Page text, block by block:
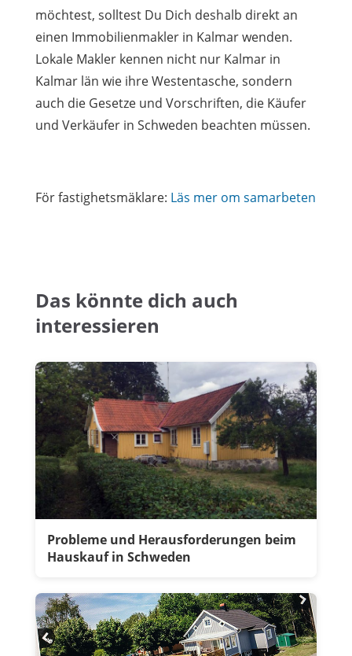
möchtest, solltest Du Dich deshalb direkt an
einen Immobilienmakler in Kalmar wenden.
Lokale Makler kennen nicht nur Kalmar in
Kalmar län wie ihre Westentasche, sondern
auch die Gesetze und Vorschriften, die Käufer
und Verkäufer in Schweden beachten müssen.
För fastighetsmäklare: Läs mer om samarbeten
Das könnte dich auch
interessieren
Probleme und Herausforderungen beim
Hauskauf in Schweden